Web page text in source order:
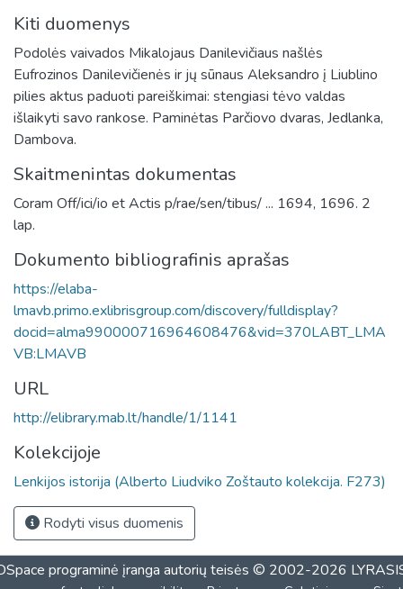
Kiti duomenys
Podolės vaivados Mikalojaus Danilevičiaus našlės
Eufrozinos Danilevičienės ir jų sūnaus Aleksandro į Liublino
pilies aktus paduoti pareiškimai: stengiasi tėvo valdas
išlaikyti savo rankose. Paminėtas Parčiovo dvaras, Jedlanka,
Dambova.
Skaitmenintas dokumentas
Coram Off/ici/io et Actis p/rae/sen/tibus/ ... 1694, 1696. 2
lap.
Dokumento bibliografinis aprašas
https://elaba-
lmavb.primo.exlibrisgroup.com/discovery/fulldisplay?
docid=alma990000716964608476&vid=370LABT_LMA
VB:LMAVB
URL
http://elibrary.mab.lt/handle/1/1141
Kolekcijoje
Lenkijos istorija (Alberto Liudviko Zoštauto kolekcija. F273)
Rodyti visus duomenis
programinė įranga autorių teisės © 2002-2026